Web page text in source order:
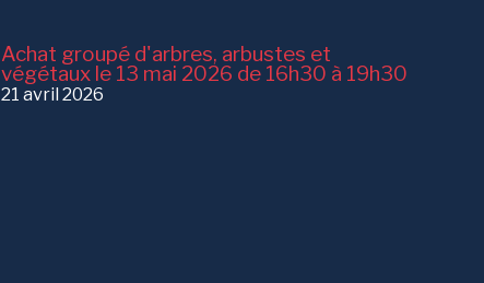
Achat groupé d'arbres, arbustes et
végétaux le 13 mai 2026 de 16h30 à 19h30
21 avril 2026